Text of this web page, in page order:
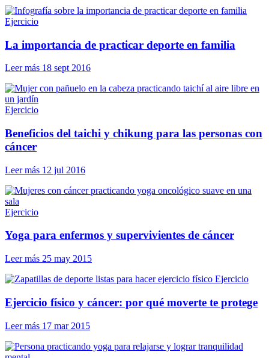
Ejercicio
La importancia de practicar deporte en familia
Leer más 18 sept 2016
Ejercicio
Beneficios del taichi y chikung para las personas con
cáncer
Leer más 12 jul 2016
Ejercicio
Yoga para enfermos y supervivientes de cáncer
Leer más 25 may 2015
Ejercicio
Ejercicio físico y cáncer: por qué moverte te protege
Leer más 17 mar 2015